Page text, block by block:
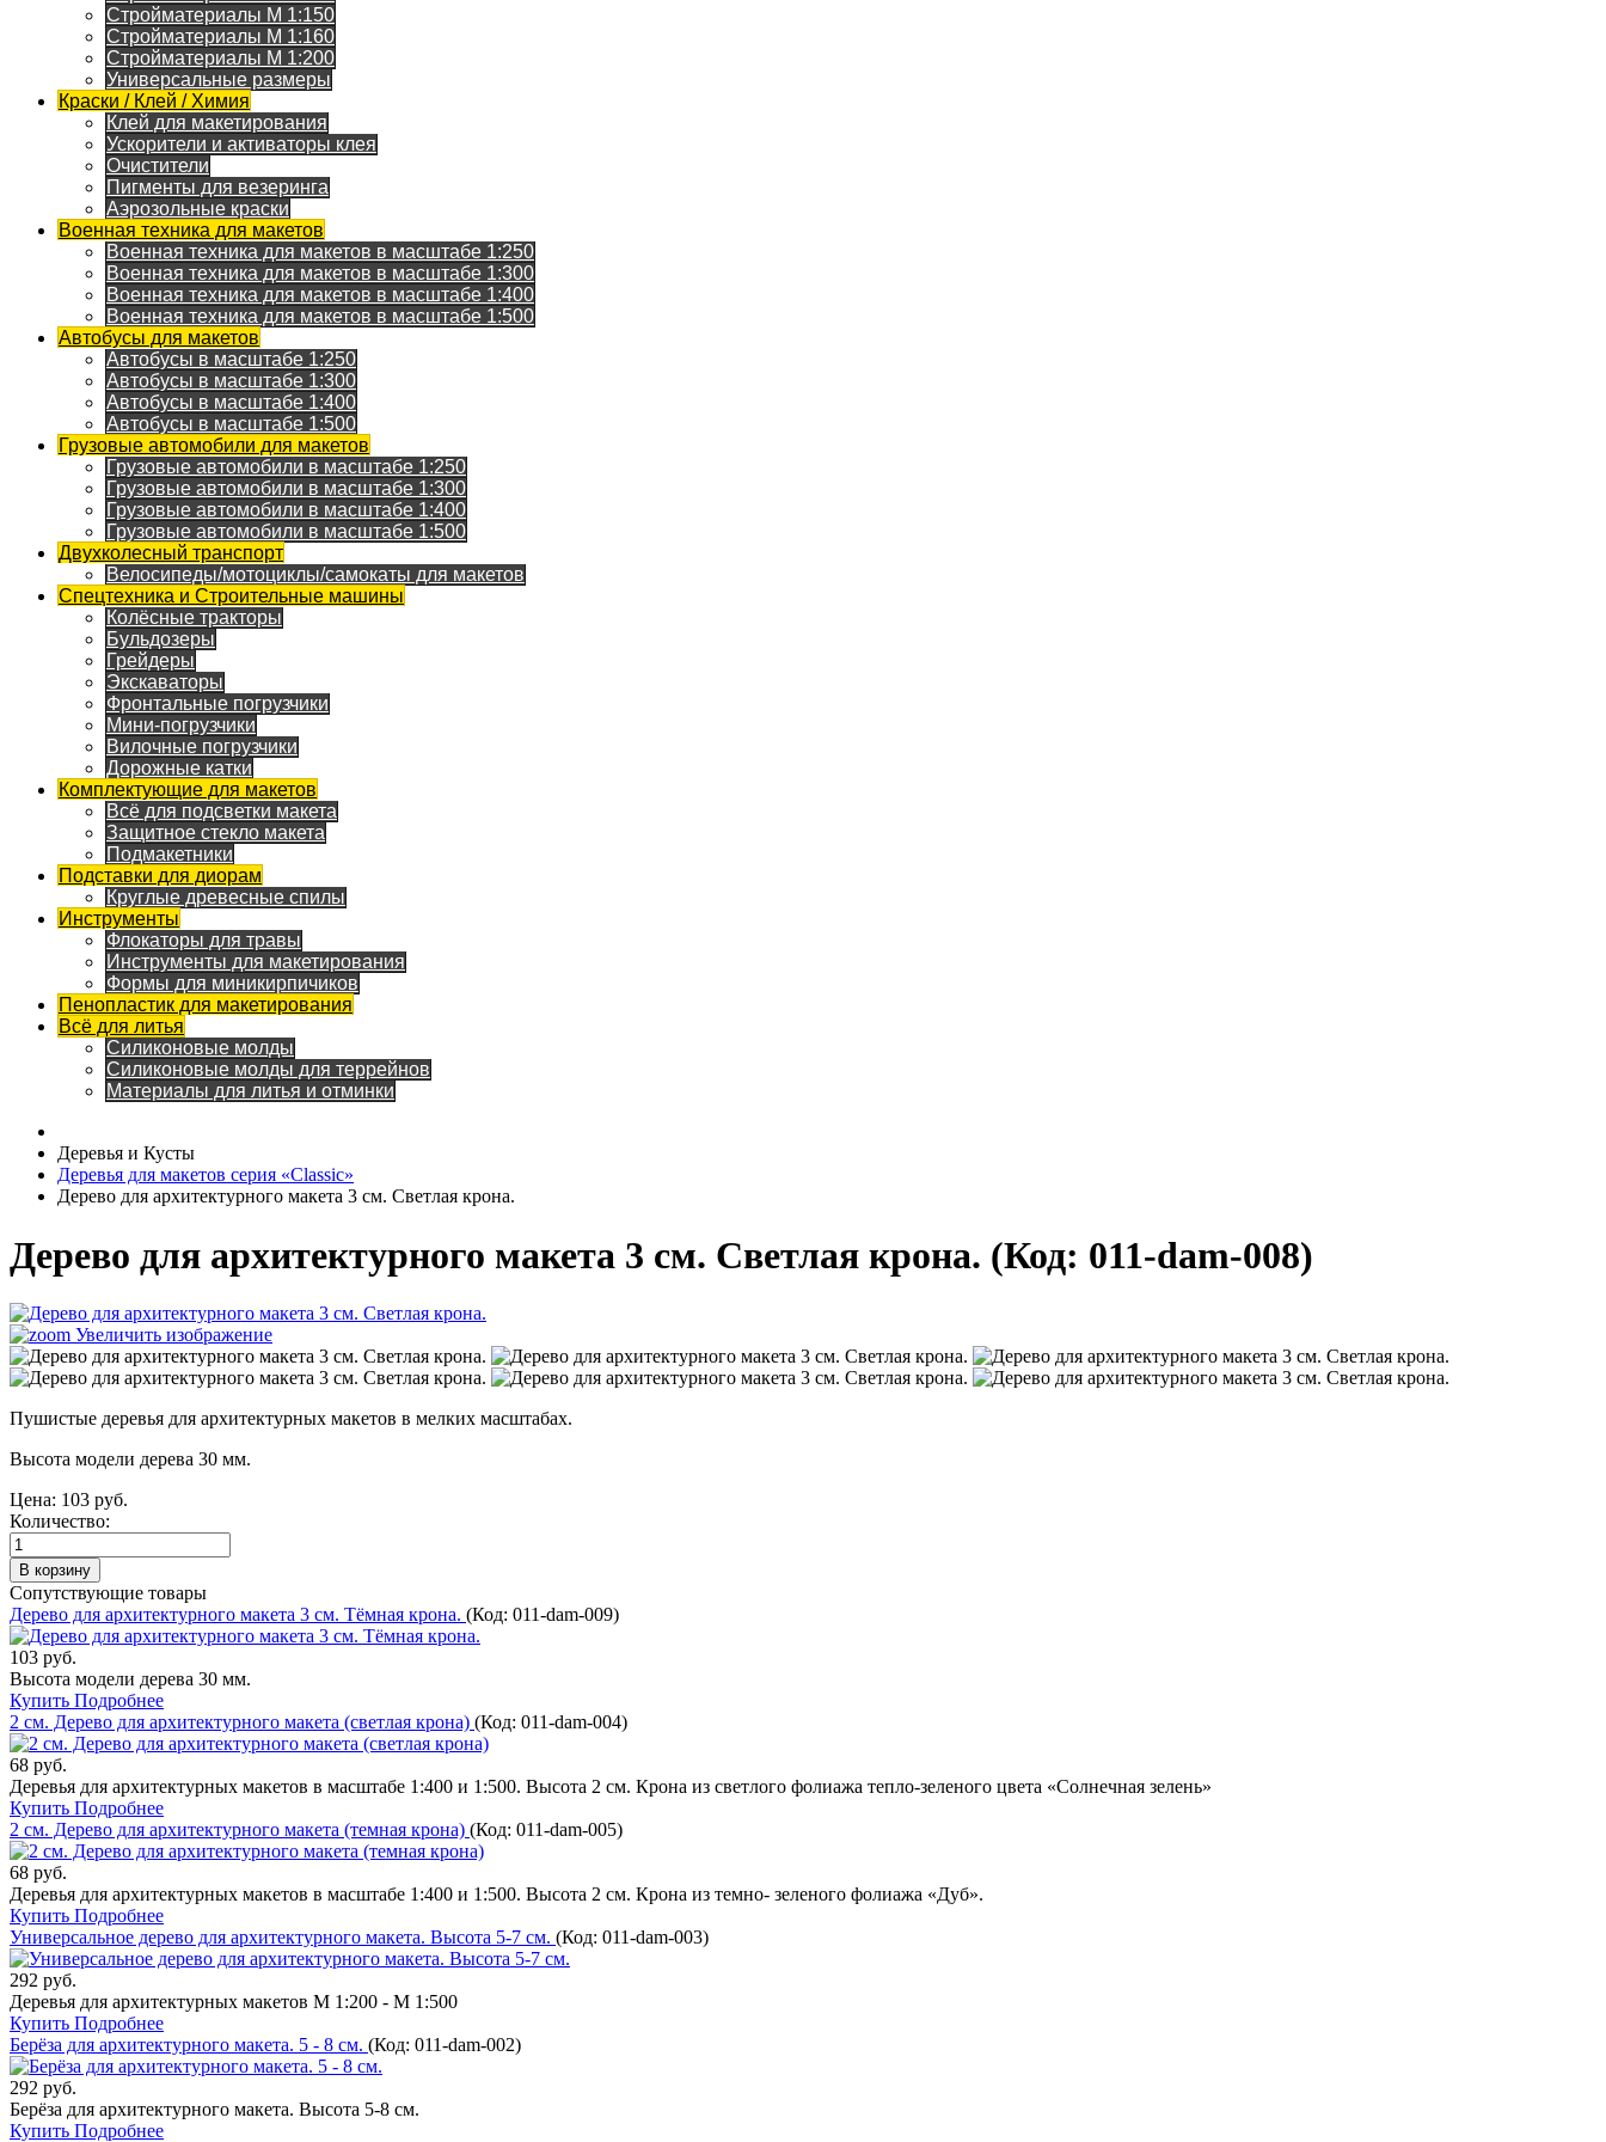
Стройматериалы M 1:150
Стройматериалы M 1:160
Стройматериалы M 1:200
Универсальные размеры
Краски / Клей / Химия
Клей для макетирования
Ускорители и активаторы клея
Очистители
Пигменты для везеринга
Аэрозольные краски
Военная техника для макетов
Военная техника для макетов в масштабе 1:250
Военная техника для макетов в масштабе 1:300
Военная техника для макетов в масштабе 1:400
Военная техника для макетов в масштабе 1:500
Автобусы для макетов
Автобусы в масштабе 1:250
Автобусы в масштабе 1:300
Автобусы в масштабе 1:400
Автобусы в масштабе 1:500
Грузовые автомобили для макетов
Грузовые автомобили в масштабе 1:250
Грузовые автомобили в масштабе 1:300
Грузовые автомобили в масштабе 1:400
Грузовые автомобили в масштабе 1:500
Двухколесный транспорт
Велосипеды/мотоциклы/самокаты для макетов
Спецтехника и Строительные машины
Колёсные тракторы
Бульдозеры
Грейдеры
Экскаваторы
Фронтальные погрузчики
Мини-погрузчики
Вилочные погрузчики
Дорожные катки
Комплектующие для макетов
Всё для подсветки макета
Защитное стекло макета
Подмакетники
Подставки для диорам
Круглые древесные спилы
Инструменты
Флокаторы для травы
Инструменты для макетирования
Формы для миникирпичиков
Пенопластик для макетирования
Всё для литья
Силиконовые молды
Силиконовые молды для террейнов
Материалы для литья и отминки
Деревья и Кусты
Деревья для макетов серия «Classic»
Дерево для архитектурного макета 3 см. Светлая крона.
Дерево для архитектурного макета 3 см. Светлая крона. (Код: 011-dam-008)
Увеличить изображение
Пушистые деревья для архитектурных макетов в мелких масштабах.
Высота модели дерева 30 мм.
Цена: 103 руб.
Количество:
Сопутствующие товары
Дерево для архитектурного макета 3 см. Тёмная крона. (Код: 011-dam-009)
103 руб.
Высота модели дерева 30 мм.
Купить Подробнее
2 см. Дерево для архитектурного макета (светлая крона) (Код: 011-dam-004)
68 руб.
Деревья для архитектурных макетов в масштабе 1:400 и 1:500. Высота 2 см. Крона из светлого фолиажа тепло-зеленого цвета «Солнечная зелень»
Купить Подробнее
2 см. Дерево для архитектурного макета (темная крона) (Код: 011-dam-005)
68 руб.
Деревья для архитектурных макетов в масштабе 1:400 и 1:500. Высота 2 см. Крона из темно- зеленого фолиажа «Дуб».
Купить Подробнее
Универсальное дерево для архитектурного макета. Высота 5-7 см. (Код: 011-dam-003)
292 руб.
Деревья для архитектурных макетов М 1:200 - М 1:500
Купить Подробнее
Берёза для архитектурного макета. 5 - 8 см. (Код: 011-dam-002)
292 руб.
Берёза для архитектурного макета. Высота 5-8 см.
Купить Подробнее